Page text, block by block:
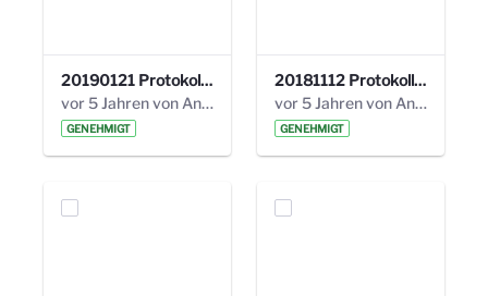
20190121 Protokoll 25. Steuerungskreis.pdf
vor 5 Jahren von Anni Schlumberger
GENEHMIGT
20181112 Protokoll 24. Steuerungskreis.pdf
vor 5 Jahren von Anni Schlumberger
GENEHMIGT